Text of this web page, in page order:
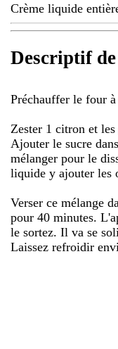
Crème liquide
Descriptif
Préchauffer le four à
Zester 1 citron et
Ajouter le sucre
mélanger pour le
liquide y ajouter les
Verser ce mélange
pour 40 minutes.
le sortez. Il va se
Laissez refroidir